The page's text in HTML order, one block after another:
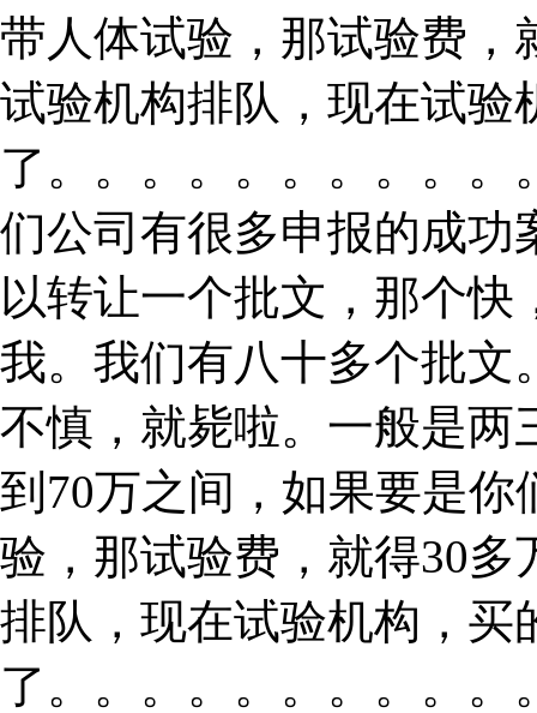
带人体试验，那试验费，
试验机构排队，现在试验
了。。。。。。。。。
们公司有很多申报的成功
以转让一个批文，那个
我。我们有八十多个批文
不慎，就毙啦。一般是两
到70万之间，如果要是
验，那试验费，就得30
排队，现在试验机构，买
了。。。。。。。。。